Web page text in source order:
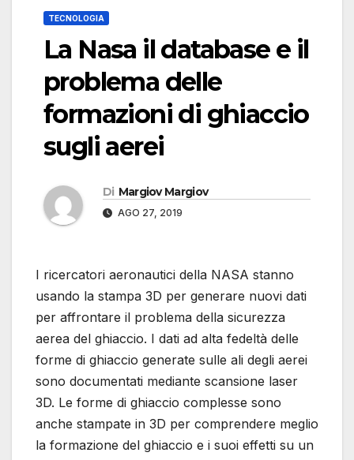
TECNOLOGIA
La Nasa il database e il
problema delle
formazioni di ghiaccio
sugli aerei
Di Margiov Margiov
AGO 27, 2019
I ricercatori aeronautici della NASA stanno
usando la stampa 3D per generare nuovi dati
per affrontare il problema della sicurezza
aerea del ghiaccio. I dati ad alta fedeltà delle
forme di ghiaccio generate sulle ali degli aerei
sono documentati mediante scansione laser
3D. Le forme di ghiaccio complesse sono
anche stampate in 3D per comprendere meglio
la formazione del ghiaccio e i suoi effetti su un